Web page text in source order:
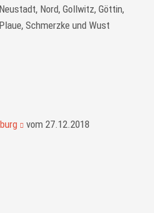
Nord, Gollwitz, Göttin,
Schmerzke und Wust
vom 27.12.2018